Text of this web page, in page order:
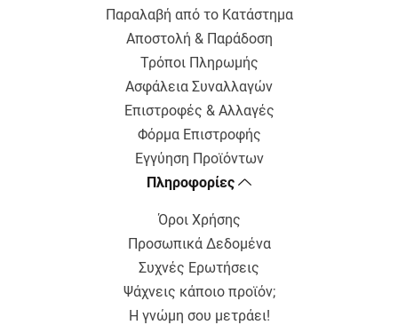
Παραλαβή από το Κατάστημα
Αποστολή & Παράδοση
Τρόποι Πληρωμής
Ασφάλεια Συναλλαγών
Επιστροφές & Αλλαγές
Φόρμα Επιστροφής
Εγγύηση Προϊόντων
Πληροφορίες
Όροι Χρήσης
Προσωπικά Δεδομένα
Συχνές Ερωτήσεις
Ψάχνεις κάποιο προϊόν;
Η γνώμη σου μετράει!